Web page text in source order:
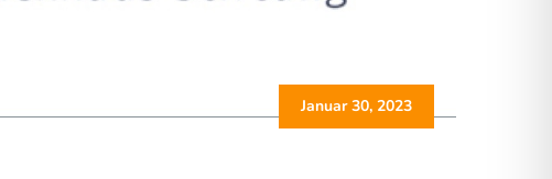
Januar 30, 2023